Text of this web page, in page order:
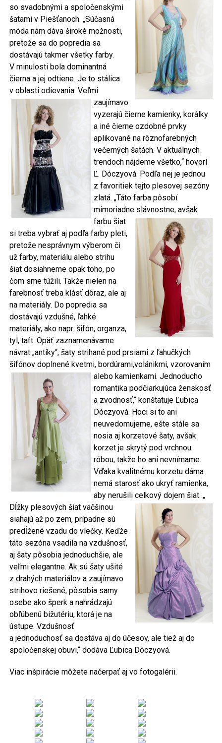
so svadobnými a spoločenskými
šatami v Piešťanoch. „Súčasná
móda nám dáva široké možnosti,
pretože sa do popredia sa
dostávajú takmer všetky farby.
V minulosti bola dominantná
čierna a jej odtiene. Je to stálica
v oblasti odievania. Veľmi
zaujímavo
vyzerajú čierne kamienky, korálky
a iné čierne ozdobné prvky
aplikované na rôznofarebných
večerných šatách. V aktuálnych
trendoch nájdeme všetko,“ hovorí
Ľ. Dóczyová. Podľa nej je jednou
z favoritiek tejto plesovej sezóny
zlatá. „Táto farba pôsobí
mimoriadne slávnostne, avšak
farbu šiat
si treba vybrať aj podľa farby pleti,
pretože nesprávnym výberom či
už farby, materiálu alebo strihu
šiat dosiahneme opak toho, po
čom sme túžili. Takže nielen na
farebnosť treba klásť dôraz, ale aj
na materiály. Do popredia sa
dostávajú vzdušné, ľahké
materiály, ako napr. šifón, organza,
tyl, taft. Opäť zaznamenávame
návrat „antiky“, šaty strihané pod prsiami z ľahučkých
šifónov doplnené kvetmi, bordúrami,volánikmi, vzorovaním
alebo kamienkami. Jednoducho
romantika podčiarkujúca ženskosť
a zvodnosť,“ konštatuje Ľubica
Dóczyová. Hoci si to ani
neuvedomujeme, ešte stále sa
nosia aj korzetové šaty, avšak
korzet je skrytý pod vrchnou
róbou, takže ho ani nevnímame.
Vďaka kvalitnému korzetu dáma
nemá starosť ako ukryť ramienka,
aby nerušili celkový dojem šiat. „
Dĺžky plesových šiat väčšinou
siahajú až po zem, prípadne sú
predĺžené vzadu do vlečky. Keďže
táto sezóna vsadila na vzdušnosť,
aj šaty pôsobia jednoduchšie, ale
veľmi elegantne. Ak sú šaty ušité
z drahých materiálov a zaujímavo
strihovo riešené, pôsobia samy
osebe ako šperk a nahrádzajú
obľúbenú bižutériu, ktorá je na
ústupe. Vzdušnosť
a jednoduchosť sa dostáva aj do účesov, ale tiež aj do
spoločenskej obuvi,“ dodáva Ľubica Dóczyová.
Viac inšpirácie môžete načerpať aj vo fotogalérii.